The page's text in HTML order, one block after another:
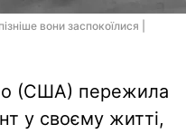
вони заспокоїлися |
(США) пережила
у своєму житті,